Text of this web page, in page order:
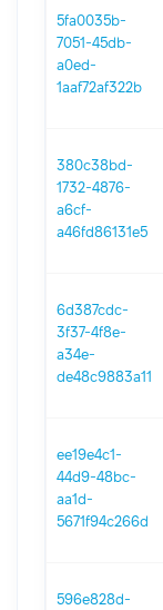
5fa0035b-
7051-45db-
a0ed-
1aaf72af322b
380c38bd-
1732-4876-
a6cf-
a46fd86131e5
6d387cdc-
3f37-4f8e-
a34e-
de48c9883a11
ee19e4c1-
44d9-48bc-
aa1d-
5671f94c266d
596e828d-